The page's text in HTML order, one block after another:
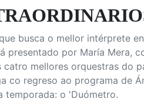
busca o mellor intérprete
presentado por María Mera,
mellores orquestras do
co regreso ao programa de
temporada: o 'Duómetro.